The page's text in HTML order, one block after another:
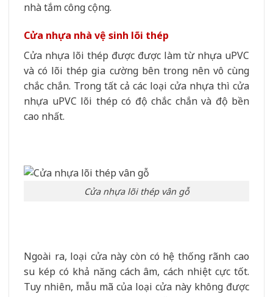
nhà tắm công cộng.
Cửa nhựa nhà vệ sinh lõi thép
Cửa nhựa lõi thép được được làm từ nhựa uPVC
và có lõi thép gia cường bên trong nên vô cùng
chắc chắn. Trong tất cả các loại cửa nhựa thì cửa
nhựa uPVC lõi thép có độ chắc chắn và độ bền
cao nhất.
Cửa nhựa lõi thép vân gỗ
Ngoài ra, loại cửa này còn có hệ thống rãnh cao
su kép có khả năng cách âm, cách nhiệt cực tốt.
Tuy nhiên, mẫu mã của loại cửa này không được